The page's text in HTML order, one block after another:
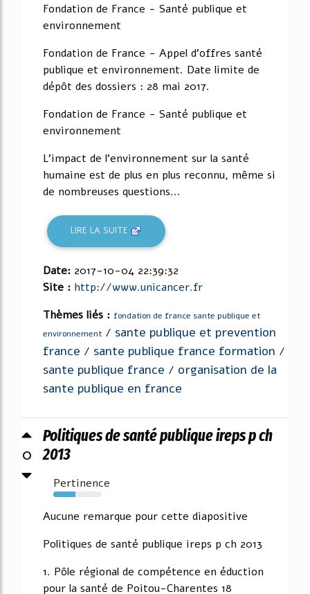
Fondation de France - Santé publique et
environnement
Fondation de France - Appel d'offres santé
publique et environnement. Date limite de
dépôt des dossiers : 28 mai 2017.
Fondation de France - Santé publique et
environnement
L'impact de l'environnement sur la santé
humaine est de plus en plus reconnu, même si
de nombreuses questions...
LIRE LA SUITE
Date: 2017-10-04 22:39:32
Site : http://www.unicancer.fr
Thèmes liés : fondation de france sante publique et
environnement / sante publique et prevention
france / sante publique france formation /
sante publique france / organisation de la
sante publique en france
0
Politiques de santé publique ireps p ch
2013
Pertinence
46%
Aucune remarque pour cette diapositive
Politiques de santé publique ireps p ch 2013
1. Pôle régional de compétence en éduction
pour la santé de Poitou-Charentes 18